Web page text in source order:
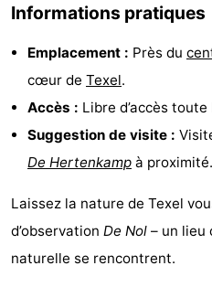
Eibernest
't
Hoogelandt
-
Beach
Park
Texel
Buytenveldt
-
De
Texel
Kustpark
Texel
-
Sluftervallei
-
Informations pratiques
Emplacement : Près du
cœur de Texel.
Accès : Libre d’accès toute
Suggestion de visite :
De Hertenkamp à proximité.
Laissez la nature de Texel
d’observation De Nol – un lieu
naturelle se rencontrent.